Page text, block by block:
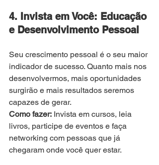
4. Invista em Você: Educação
e Desenvolvimento Pessoal
Seu crescimento pessoal é o seu maior
indicador de sucesso. Quanto mais nos
desenvolvermos, mais oportunidades
surgirão e mais resultados seremos
capazes de gerar.
Como fazer: Invista em cursos, leia
livros, participe de eventos e faça
networking com pessoas que já
chegaram onde você quer estar.